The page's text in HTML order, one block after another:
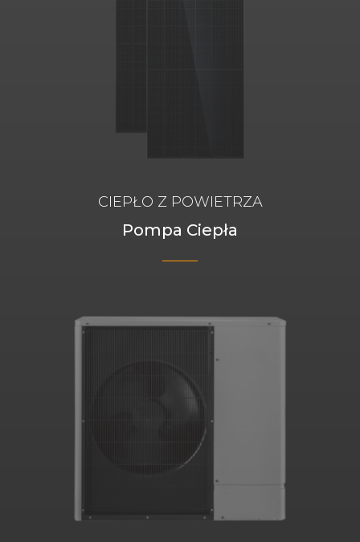
CIEPŁO Z POWIETRZA
Pompa Ciepła